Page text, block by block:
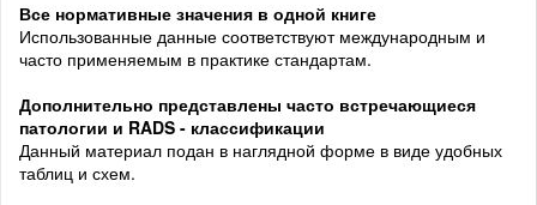
Все нормативные значения в одной книге
Использованные данные соответствуют международным и
часто применяемым в практике стандартам.
Дополнительно представлены часто встречающиеся
патологии и RADS - классификации
Данный материал подан в наглядной форме в виде удобных
таблиц и схем.